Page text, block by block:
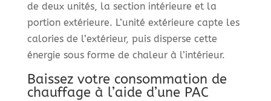
de deux unités, la section intérieure et la
portion extérieure. L’unité extérieure capte les
calories de l’extérieur, puis disperse cette
énergie sous forme de chaleur à l’intérieur.
Baissez votre consommation de
chauffage à l’aide d’une PAC